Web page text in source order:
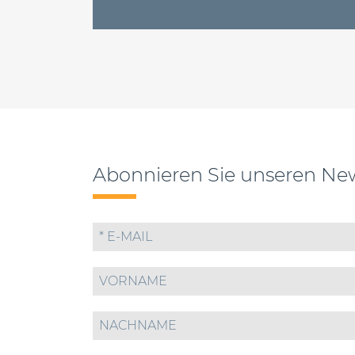
Abonnieren Sie unseren